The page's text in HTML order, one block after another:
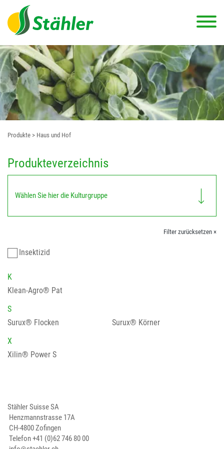
Produkte > Haus und Hof
Produkteverzeichnis
Wählen Sie hier die Kulturgruppe
Filter zurücksetzen ×
Insektizid
K
Klean-Agro® Pat
S
Surux® Flocken
Surux® Körner
X
Xilin® Power S
Stähler Suisse SA
Henzmannstrasse 17A
CH-4800 Zofingen
Telefon+41 (0)62 746 80 00